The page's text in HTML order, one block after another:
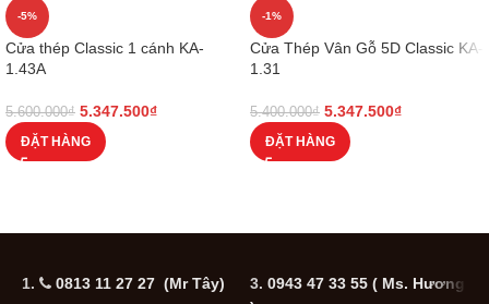
-5%
Cửa thép Classic 1 cánh KA-
1.43A
5.600.000₫ 5.347.500₫
ĐẶT HÀNG
-1%
Cửa Thép Vân Gỗ 5D Classic KA-
1.31
5.400.000₫ 5.347.500₫
ĐẶT HÀNG
1. 0813 11 27 27 (Mr Tây) 3. 0943 47 33 55 ( Ms. Hương